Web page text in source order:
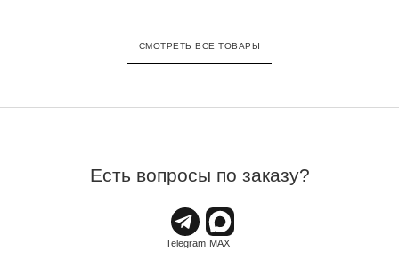
СМОТРЕТЬ ВСЕ ТОВАРЫ
Есть вопросы по заказу?